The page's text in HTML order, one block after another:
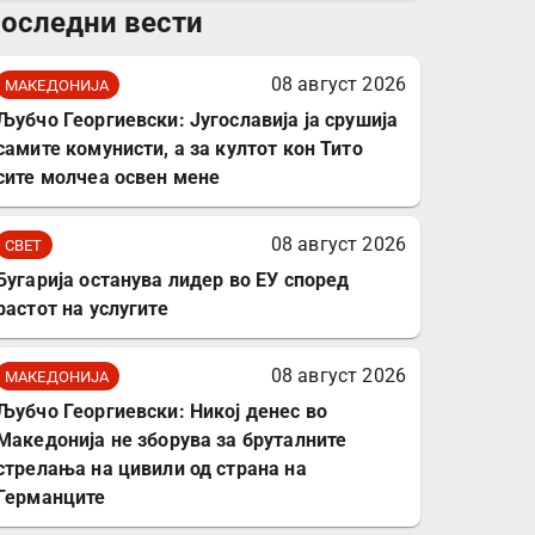
комплет за заштита на
вести
МАКЕДОНИЈА
08 август 2026
Георгиевски: Југославија ја срушија
комунисти, а за култот кон Тито
молчеа освен мене
СВЕТ
08 август 2026
останува лидер во ЕУ според
на услугите
МАКЕДОНИЈА
08 август 2026
Георгиевски: Никој денес во
не зборува за бруталните
на цивили од страна на